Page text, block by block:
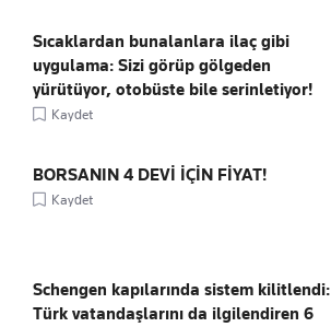
Sıcaklardan bunalanlara ilaç gibi
uygulama: Sizi görüp gölgeden
yürütüyor, otobüste bile serinletiyor!
Kaydet
BORSANIN 4 DEVİ İÇİN FİYAT!
Kaydet
Schengen kapılarında sistem kilitlendi:
Türk vatandaşlarını da ilgilendiren 6